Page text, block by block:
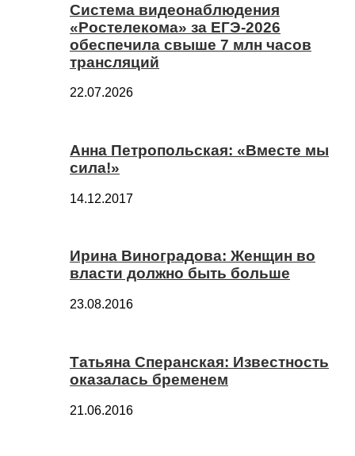
Система видеонаблюдения
«Ростелекома» за ЕГЭ-2026
обеспечила свыше 7 млн часов
трансляций
22.07.2026
Анна Петропольская: «Вместе мы
сила!»
14.12.2017
Ирина Виноградова: Женщин во
власти должно быть больше
23.08.2016
Татьяна Сперанская: Известность
оказалась бременем
21.06.2016